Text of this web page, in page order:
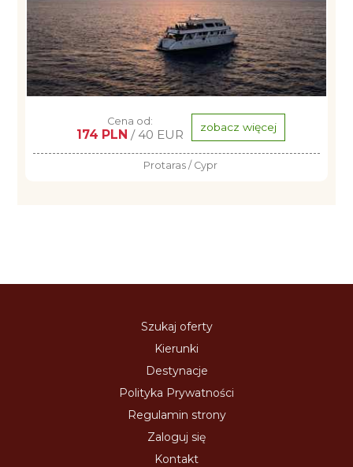
Cena od:
174 PLN / 40 EUR zobacz więcej
Protaras / Cypr
Szukaj oferty
Kierunki
Destynacje
Polityka Prywatności
Regulamin strony
Zaloguj się
Kontakt